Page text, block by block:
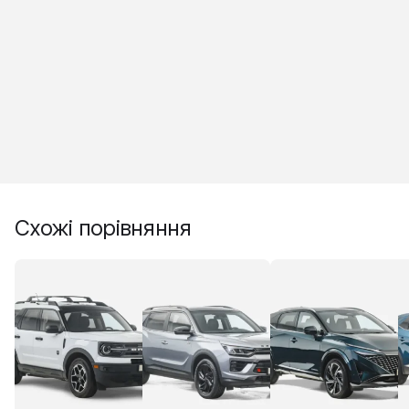
Схожі порівняння